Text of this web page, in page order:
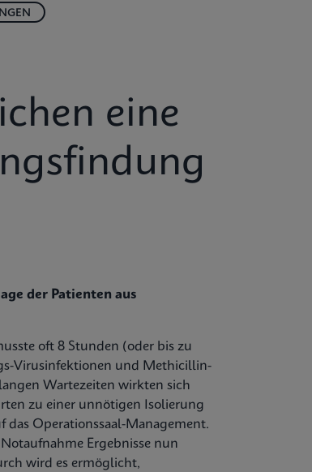
eine
der Patienten aus
oft 8 Stunden (oder bis zu
Virusinfektionen und Methicillin-
Wartezeiten wirkten sich
zu einer unnötigen Isolierung
Operationssaal-Management.
Ergebnisse nun
wird es ermöglicht,